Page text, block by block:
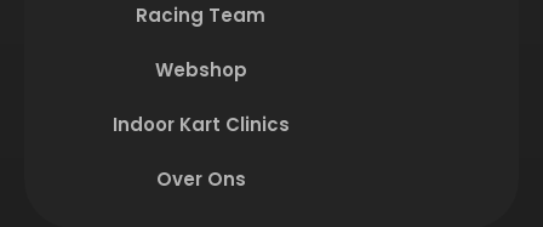
Racing Team
Webshop
Indoor Kart Clinics
Over Ons